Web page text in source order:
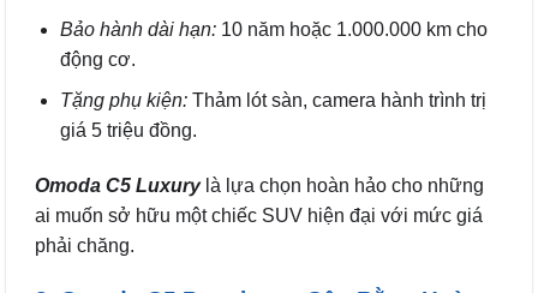
Bảo hành dài hạn:10 năm hoặc 1.000.000 km cho
động cơ.
Tặng phụ kiện:Thảm lót sàn, camera hành trình trị
giá 5 triệu đồng.
Omoda C5 Luxury là lựa chọn hoàn hảo cho những
ai muốn sở hữu một chiếc SUV hiện đại với mức giá
phải chăng.